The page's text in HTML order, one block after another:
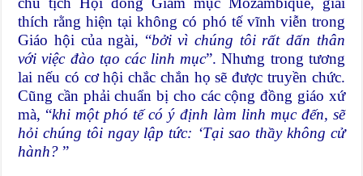
thích rằng hiện tại không có phó tế vĩnh viễn trong
Giáo hội của ngài, “bởi vì chúng tôi rất dấn thân
với việc đào tạo các linh mục”. Nhưng trong tương
lai nếu có cơ hội chắc chắn họ sẽ được truyền chức.
Cũng cần phải chuẩn bị cho các cộng đồng giáo xứ
mà, “khi một phó tế có ý định làm linh mục đến, sẽ
hỏi chúng tôi ngay lập tức: ‘Tại sao thầy không cử
hành? ”